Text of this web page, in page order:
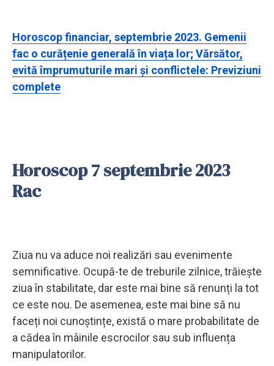
Horoscop financiar, septembrie 2023. Gemenii
fac o curățenie generală în viața lor; Vărsător,
evită împrumuturile mari și conflictele: Previziuni
complete
Horoscop 7 septembrie 2023
Rac
Ziua nu va aduce noi realizări sau evenimente
semnificative. Ocupă-te de treburile zilnice, trăiește
ziua în stabilitate, dar este mai bine să renunți la tot
ce este nou. De asemenea, este mai bine să nu
faceți noi cunoștințe, există o mare probabilitate de
a cădea în mâinile escrocilor sau sub influența
manipulatorilor.